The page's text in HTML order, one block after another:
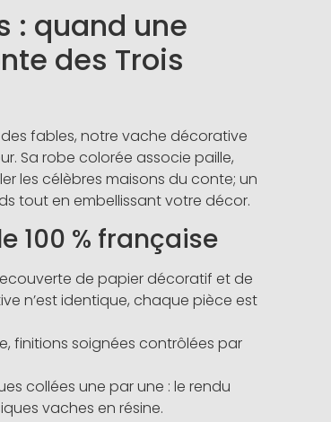
: quand une
des Trois
des fables, notre vache décorative
Sa robe colorée associe paille,
les célèbres maisons du conte; un
tout en embellissant votre décor.
100 % française
de papier décoratif et de
n’est identique, chaque pièce est
finitions soignées contrôlées par
collées une par une : le rendu
vaches en résine.